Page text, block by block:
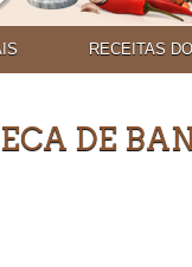
RECEITAS
DE